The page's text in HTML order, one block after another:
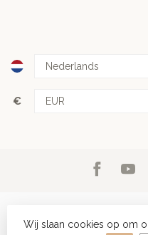
€
© Copyright 2026
Wij slaan cookies op om